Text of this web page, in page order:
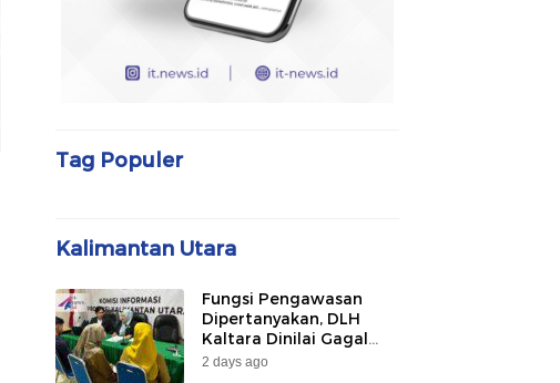
Tag Populer
Kalimantan Utara
Fungsi Pengawasan
Dipertanyakan, DLH
Kaltara Dinilai Gagal
Awasi PLTU Captive dan
2 days ago